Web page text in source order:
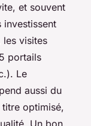
et souvent
investissent
les visites
portails
Le
aussi du
titre optimisé,
Un bon